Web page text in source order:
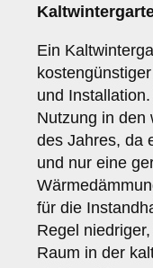
Ein
und
Nutzung in den
des Jahres, da
und nur eine
für die
Regel
Raum in der